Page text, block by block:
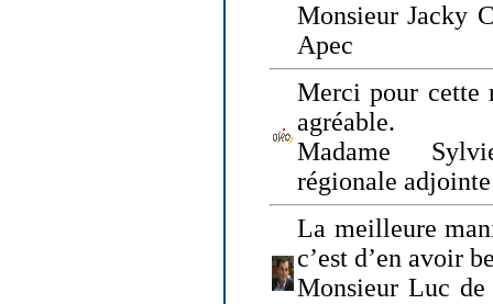
Monsieur Jacky
Apec
Merci pour cette
agréable.
Madame
régionale
La meilleure
c’est d’en avoir
Monsieur Luc de